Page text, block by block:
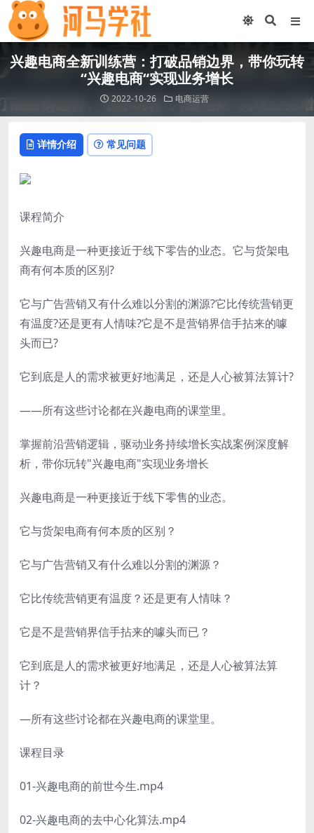
兴趣电商全新训练营：打破品销边界，带你玩转
“兴趣电商“实现业务增长
2022-10-26 电商运营
详情介绍 常见问题
课程简介
兴趣电商是一种更接近于线下零告的业态。它与货架电
商有何本质的区别?
它与广告营销又有什么难以分割的渊源?它比传统营销更
有温度?还是更有人情味?它是不是营销界信手拈来的噱
头而已?
它到底是人的需求被更好地满足，还是人心被算法算计?
——所有这些讨论都在兴趣电商的课堂里。
掌握前沿营销逻辑，驱动业务持续增长实战案例深度解
析，带你玩转"兴趣电商"实现业务增长
兴趣电商是一种更接近于线下零售的业态。
它与货架电商有何本质的区别？
它与广告营销又有什么难以分割的渊源？
它比传统营销更有温度？还是更有人情味？
它是不是营销界信手拈来的噱头而已？
它到底是人的需求被更好地满足，还是人心被算法算
计？
—所有这些讨论都在兴趣电商的课堂里。
课程目录
01-兴趣电商的前世今生.mp4
02-兴趣电商的去中心化算法.mp4